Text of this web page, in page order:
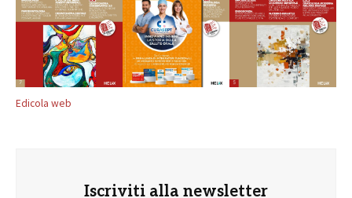
Edicola web
Iscriviti alla newsletter